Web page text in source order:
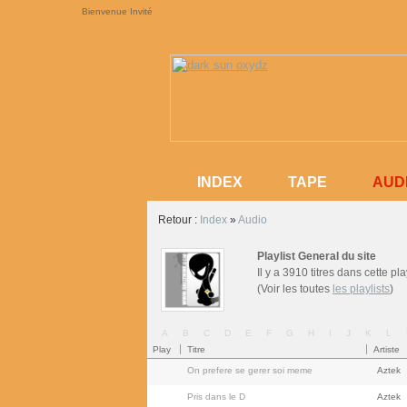
Bienvenue Invité
TAPE
INDEX
INDEX
Retour : Index » Audio
Playlist General du site
Il y a 3910 titres dans cette
(Voir les toutes les playlists)
A B C D E F G H I J K
Play
Titre Artiste
On prefere se gerer soi meme Aztek
Pris dans le D Aztek